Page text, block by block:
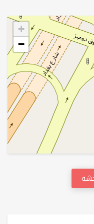
+
−